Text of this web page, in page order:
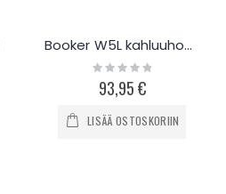
Booker W5L kahluuhousut
Rating:
0%
93,95 €
LISÄÄ OSTOSKORIIN